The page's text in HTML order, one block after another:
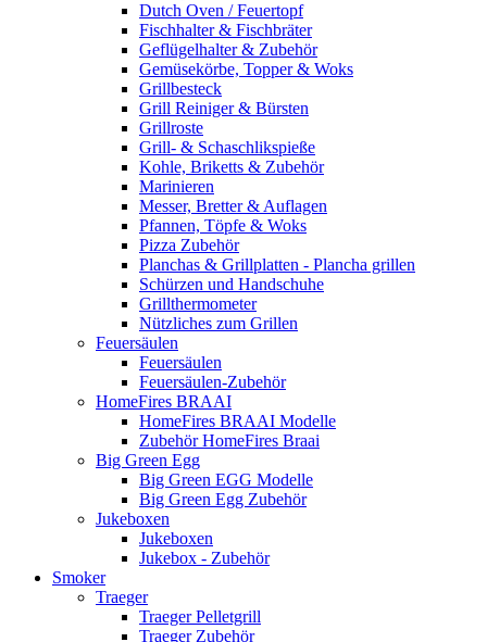
Dutch Oven / Feuertopf
Fischhalter & Fischbräter
Geflügelhalter & Zubehör
Gemüsekörbe, Topper & Woks
Grillbesteck
Grill Reiniger & Bürsten
Grillroste
Grill- & Schaschlikspieße
Kohle, Briketts & Zubehör
Marinieren
Messer, Bretter & Auflagen
Pfannen, Töpfe & Woks
Pizza Zubehör
Planchas & Grillplatten - Plancha grillen
Schürzen und Handschuhe
Grillthermometer
Nützliches zum Grillen
Feuersäulen
Feuersäulen
Feuersäulen-Zubehör
HomeFires BRAAI
HomeFires BRAAI Modelle
Zubehör HomeFires Braai
Big Green Egg
Big Green EGG Modelle
Big Green Egg Zubehör
Jukeboxen
Jukeboxen
Jukebox - Zubehör
Smoker
Traeger
Traeger Pelletgrill
Traeger Zubehör